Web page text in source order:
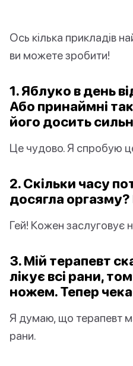
Ось кілька прикладів
ви можете зробити!
1. Яблуко в день
Або принаймні
його досить
Це чудово. Я спробую
2. Скільки часу
досягла
Гей! Кожен заслуговує
3. Мій терапевт
лікує всі рани,
ножем. Тепер
Я думаю, що терапевт
рани.